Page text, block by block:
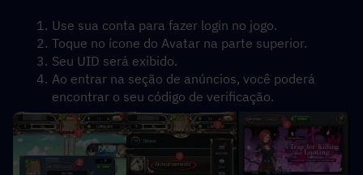
Use sua conta para fazer login no jogo.
Toque no ícone do Avatar na parte superior.
Seu UID será exibido.
Ao entrar na seção de anúncios, você poderá
encontrar o seu código de verificação.